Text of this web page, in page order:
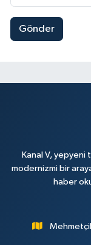
Gönder
Kanal V, yepyeni
modernizmi bir
haber